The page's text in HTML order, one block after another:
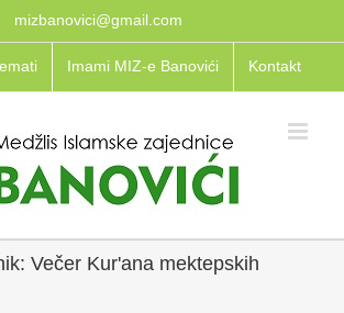
mizbanovici@gmail.com
Imami MIZ-e Banovići Kontakt
Večer Kur'ana mektepskih